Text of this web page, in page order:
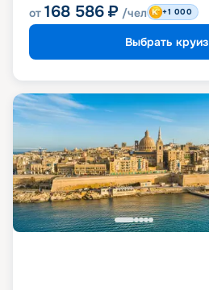
от 168 586 ₽ /чел +1 000
Выбрать круиз